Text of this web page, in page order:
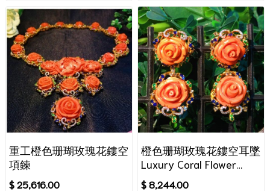
重工橙色珊瑚玫瑰花鏤空
項鍊
$ 25,616.00
橙色珊瑚玫瑰花鏤空耳墜
Luxury Coral Flower
Earrings
$ 8,244.00